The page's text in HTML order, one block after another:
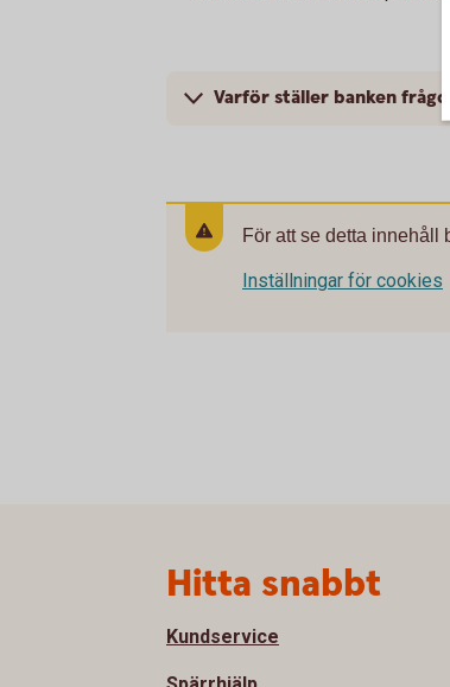
Varför ställer banken
För att se detta innehåll
Inställningar för cookies
Hitta snabbt
Kundservice